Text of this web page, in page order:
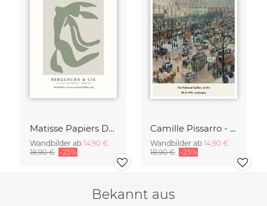
Matisse Papiers Découpés Poster grün-beige
Wandbilder ab 14,90 €
18,90 € -25%
Camille Pissarro - Boulevard of the Italians Paris
Wandbilder ab 14,90 €
18,90 € -25%
Bekannt aus